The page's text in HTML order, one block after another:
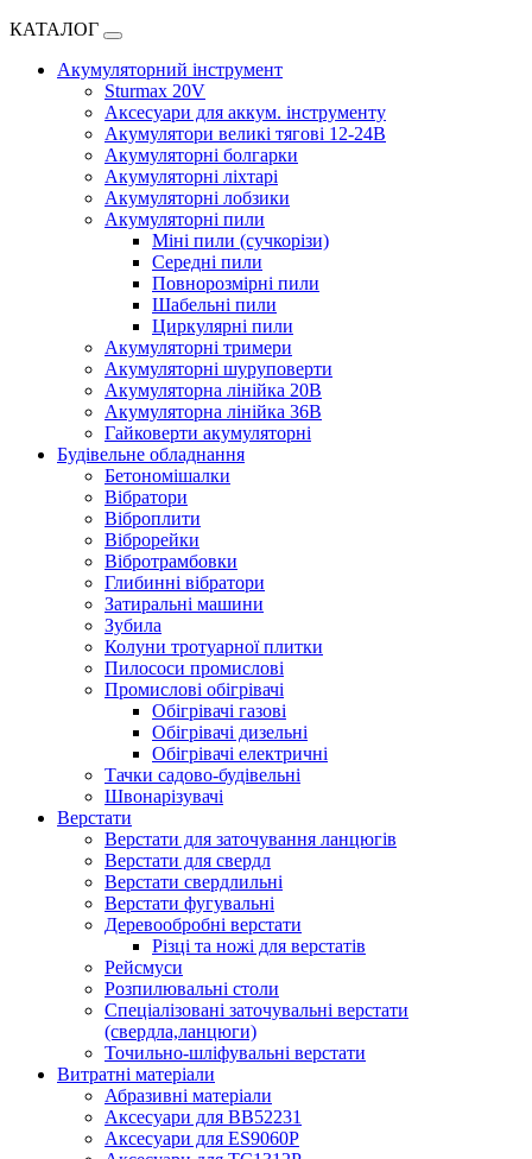
КАТАЛОГ
Акумуляторний інструмент
Sturmax 20V
Аксесуари для аккум. інструменту
Акумулятори великі тягові 12-24В
Акумуляторні болгарки
Акумуляторні ліхтарі
Акумуляторні лобзики
Акумуляторні пили
Міні пили (сучкорізи)
Середні пили
Повнорозмірні пили
Шабельні пили
Циркулярні пили
Акумуляторні тримери
Акумуляторні шуруповерти
Акумуляторна лінійка 20В
Акумуляторна лінійка 36В
Гайковерти акумуляторні
Будівельне обладнання
Бетономішалки
Вібратори
Віброплити
Віброрейки
Вібротрамбовки
Глибинні вібратори
Затиральні машини
Зубила
Колуни тротуарної плитки
Пилососи промислові
Промислові обігрівачі
Обігрівачі газові
Обігрівачі дизельні
Обігрівачі електричні
Тачки садово-будівельні
Швонарізувачі
Верстати
Верстати для заточування ланцюгів
Верстати для свердл
Верстати свердлильні
Верстати фугувальні
Деревообробні верстати
Різці та ножі для верстатів
Рейсмуси
Розпилювальні столи
Спеціалізовані заточувальні верстати
(свердла,ланцюги)
Точильно-шліфувальні верстати
Витратні матеріали
Абразивні матеріали
Аксесуари для BB52231
Аксесуари для ES9060P